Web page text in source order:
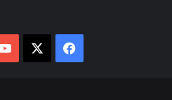
Facebook